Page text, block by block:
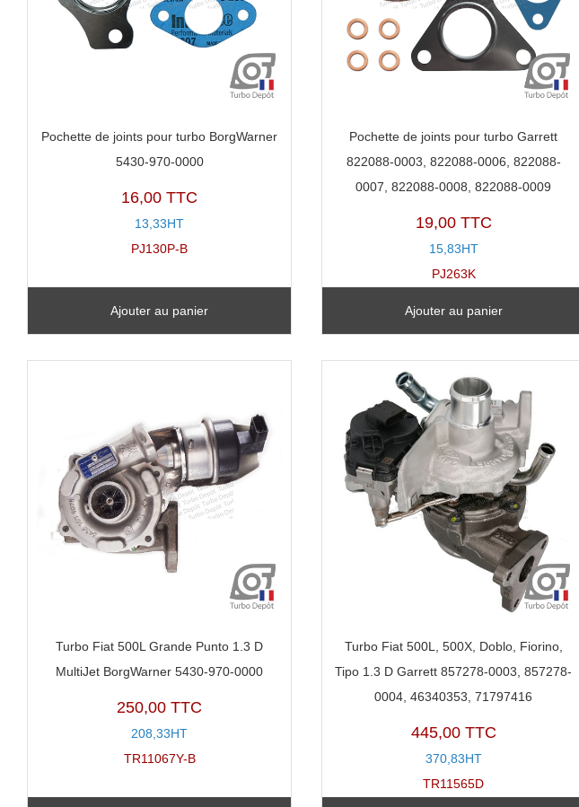
Pochette de joints pour turbo BorgWarner
5430-970-0000
16,00 TTC
13,33HT
PJ130P-B
Ajouter au panier
Pochette de joints pour turbo Garrett
822088-0003, 822088-0006, 822088-
0007, 822088-0008, 822088-0009
19,00 TTC
15,83HT
PJ263K
Ajouter au panier
Turbo Fiat 500L Grande Punto 1.3 D
MultiJet BorgWarner 5430-970-0000
250,00 TTC
208,33HT
TR11067Y-B
Turbo Fiat 500L, 500X, Doblo, Fiorino,
Tipo 1.3 D Garrett 857278-0003, 857278-
0004, 46340353, 71797416
445,00 TTC
370,83HT
TR11565D